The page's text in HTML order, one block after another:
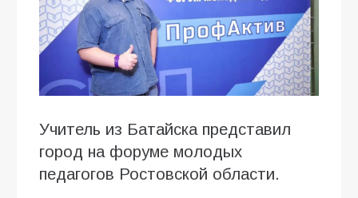
Учитель из Батайска представил
город на форуме молодых
педагогов Ростовской области.